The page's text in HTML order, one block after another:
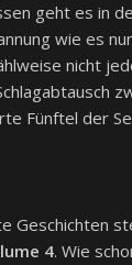
geht es in
wie es
nicht
Fünftel der
Geschichten
4. Wie